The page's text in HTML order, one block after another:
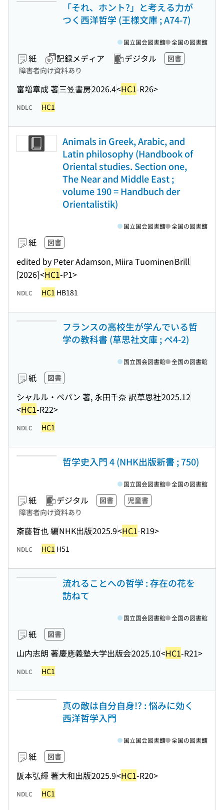
「それ、ホント?」と考える力が
つく西洋哲学 (王様文庫 ; A74-7)
紙 記録メディア デジタル
図書
障害者向け資料あり
富増章成 著三笠書房2026.4<HC1-R26>
国立国会図書館 全国の図書館
NDLC HC1
Animals in Greek, Arabic, and
Latin philosophy (Handbook of
Oriental studies. Section one,
The Near and Middle East ;
volume 190 = Handbuch der
Orientalistik)
紙 図書
edited by Peter Adamson, Miira TuominenBrill
[2026]<HC1-P1>
国立国会図書館 全国の図書館
NDLC HC1 HB181
フランスの高校生が学んでいる哲
学の教科書 (草思社文庫 ; ペ4-2)
紙 図書
シャルル・ペパン 著, 永田千奈 訳草思社2025.12
<HC1-R22>
国立国会図書館 全国の図書館
NDLC HC1
哲学史入門 4 (NHK出版新書 ; 750)
紙 デジタル 図書
児童書
障害者向け資料あり
斎藤哲也 編NHK出版2025.9<HC1-R19>
国立国会図書館 全国の図書館
NDLC HC1 H51
流れることへの哲学 : 存在の花を
訪ねて
紙 図書
山内志朗 著慶應義塾大学出版会2025.10<HC1-R21>
国立国会図書館 全国の図書館
NDLC HC1
真の敵は自分自身!? : 悩みに効く
西洋哲学入門
紙 図書
阪本弘輝 著大和出版2025.9<HC1-R20>
国立国会図書館 全国の図書館
NDLC HC1